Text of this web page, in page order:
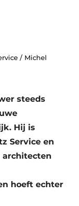
/ Michel
steeds
Hij is
Service en
hoeft echter